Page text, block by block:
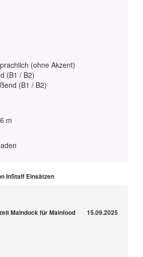
(ohne Akzent)
(B1 / B2)
(B1 / B2)
m
InStaff Einsätzen
Maindock für Mainfood
15.09.2025